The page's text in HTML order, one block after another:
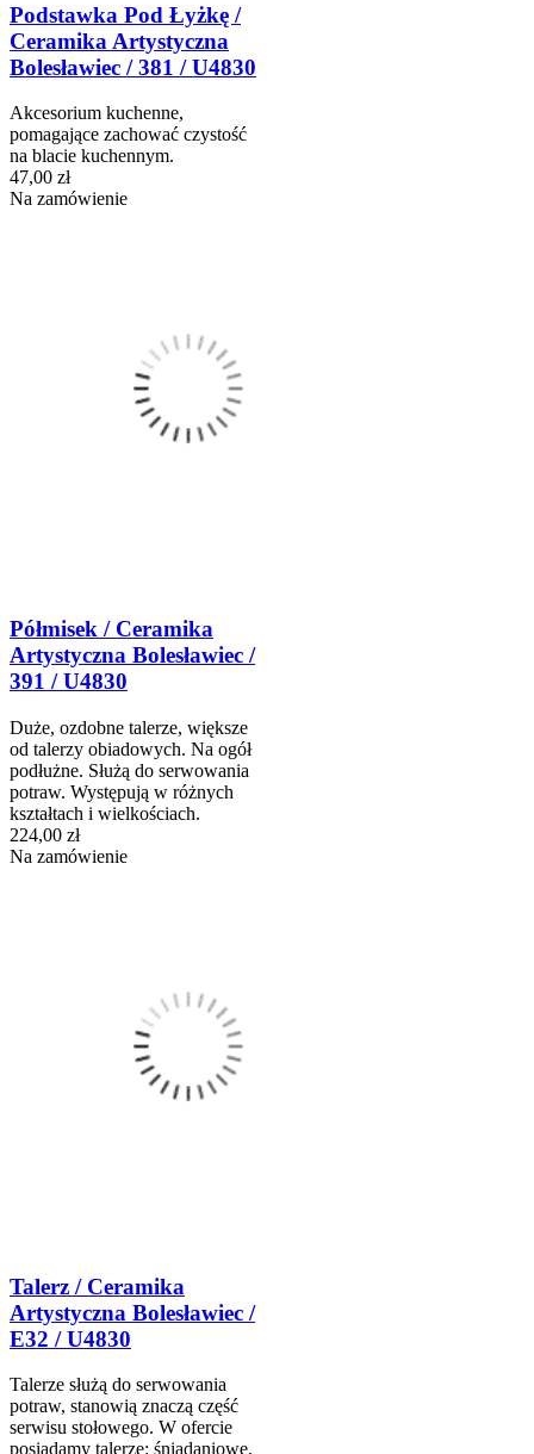
Podstawka Pod Łyżkę /
Ceramika Artystyczna
Bolesławiec / 381 / U4830
Akcesorium kuchenne,
pomagające zachować czystość
na blacie kuchennym.
47,00 zł
Na zamówienie
Półmisek / Ceramika
Artystyczna Bolesławiec /
391 / U4830
Duże, ozdobne talerze, większe
od talerzy obiadowych. Na ogół
podłużne. Służą do serwowania
potraw. Występują w różnych
kształtach i wielkościach.
224,00 zł
Na zamówienie
Talerz / Ceramika
Artystyczna Bolesławiec /
E32 / U4830
Talerze służą do serwowania
potraw, stanowią znaczą część
serwisu stołowego. W ofercie
posiadamy talerze: śniadaniowe,